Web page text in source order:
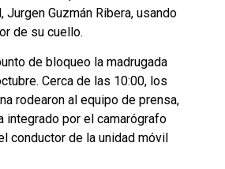
Guzmán Ribera, usando
de su cuello.
de bloqueo la madrugada
Cerca de las 10:00, los
rodearon al equipo de prensa,
integrado por el camarógrafo
conductor de la unidad móvil